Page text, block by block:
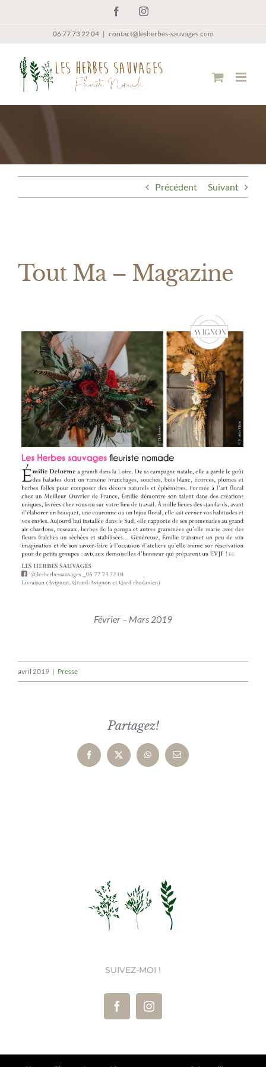
FacebookInstagram
06 77 73 22 04 | contact@lesherbes-sauvages.com
Précédent Suivant
Tout Ma – Magazine
Février – Mars 2019
avril 2019 | Presse
Partagez!
FacebookX WhatsAppEmail
SUIVEZ-MOI !